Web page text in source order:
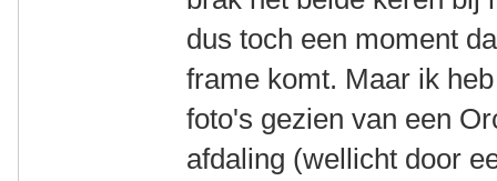
dus toch een moment
frame komt. Maar ik
foto's gezien van een
afdaling (wellicht door